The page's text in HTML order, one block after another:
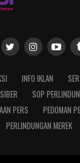
INFO IKLAN
SOP
PERS
PEDOMAN
PERLINDUNGAN MEREK